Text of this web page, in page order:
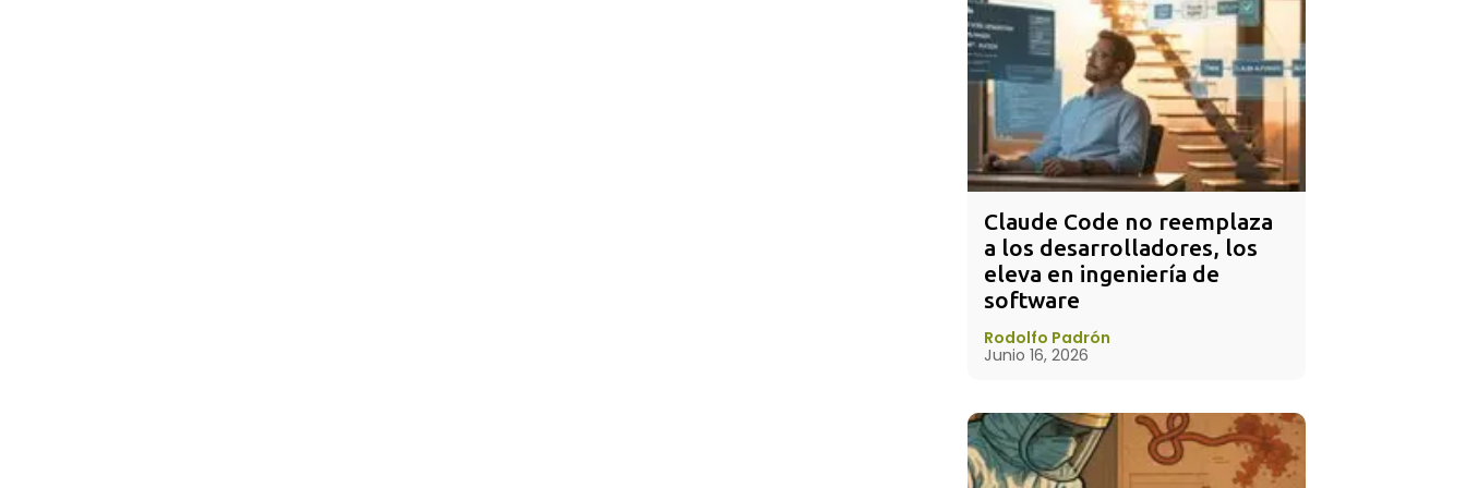
Claude Code no reemplaza
a los desarrolladores, los
eleva en ingeniería de
software
Rodolfo Padrón
Junio 16, 2026